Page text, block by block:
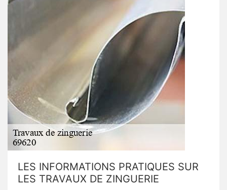
LES INFORMATIONS PRATIQUES SUR
LES TRAVAUX DE ZINGUERIE